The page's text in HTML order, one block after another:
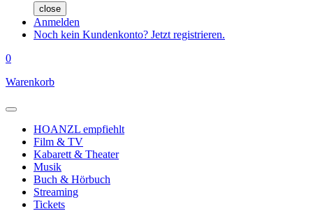
close
Anmelden
Noch kein Kundenkonto? Jetzt registrieren.
0
Warenkorb
HOANZL empfiehlt
Film & TV
Kabarett & Theater
Musik
Buch & Hörbuch
Streaming
Tickets